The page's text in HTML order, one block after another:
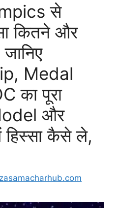
से
कितने और
Medal
का पूरा
और
कैसे ले,